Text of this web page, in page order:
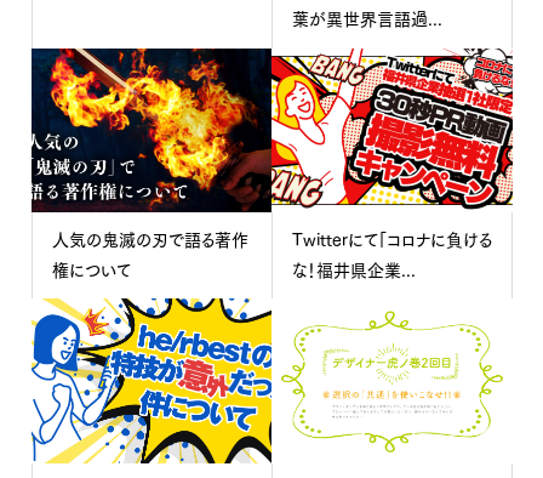
葉が異世界言語過...
人気の鬼滅の刃で語る著作
権について
Twitterにて「コロナに負ける
な！福井県企業...